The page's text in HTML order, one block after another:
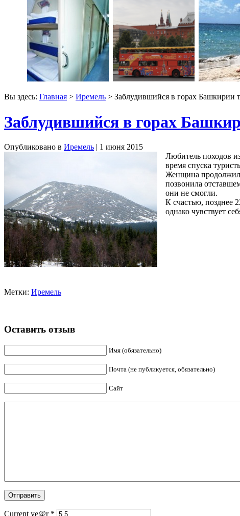
Вы здесь: Главная > Иремель > Заблудившийся в горах Башкирии
Заблудившийся в горах
Опубликовано в Иремель | 1 июня 2015
Любитель походов
время спуска
Женщина
позвонила
они не смогли.
К счастью, позднее
однако чувствует
Метки: Иремель
Оставить отзыв
Имя (обязательно)
Почта (не публикуется, обязательно)
Сайт
Current ye@r *